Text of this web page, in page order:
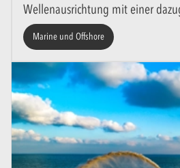
Wellenausrichtung mit einer
Marine und Offshore